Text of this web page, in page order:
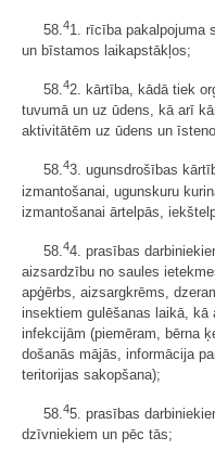
58. 41. rīcība pakalpojuma
un bīstamos laikapstākļos;
58.42. kārtība, kādā tiek
tuvumā un uz ūdens, kā arī
aktivitātēm uz ūdens un
58.43. ugunsdrošības
izmantošanai, ugunskuru
izmantošanai ārtelpās,
58. 44. prasības
aizsardzību no saules
apģērbs, aizsargkrēms,
insektiem gulēšanas laikā, kā
infekcijām (piemēram, bērna
došanās mājās, informācija
teritorijas sakopšana);
58.45. prasības
dzīvniekiem un pēc tās;